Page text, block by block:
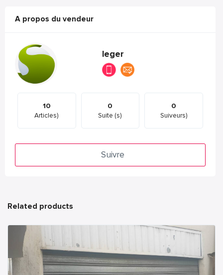
A propos du vendeur
leger
10
Articles)
0
Suite (s)
0
Suiveurs)
Suivre
Related products